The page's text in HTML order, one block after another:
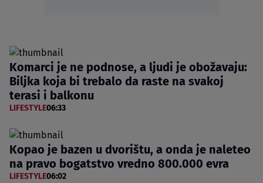
Komarci je ne podnose, a ljudi je obožavaju:
Biljka koja bi trebalo da raste na svakoj
terasi i balkonu
LIFESTYLE06:33
Kopao je bazen u dvorištu, a onda je naleteo
na pravo bogatstvo vredno 800.000 evra
LIFESTYLE06:02